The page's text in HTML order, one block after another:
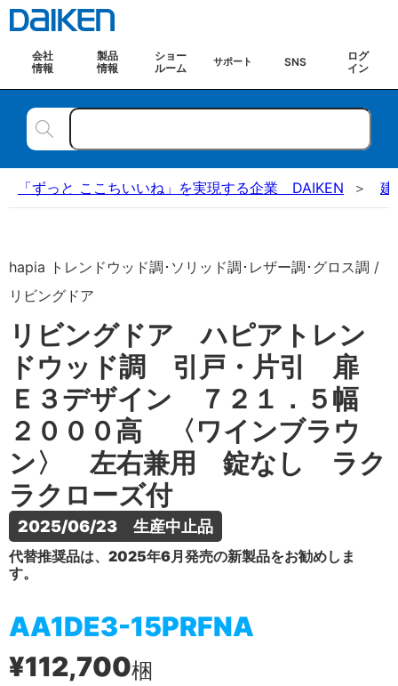
会社
情報
製品
情報
ショー
ルーム
サポート SNS
ログ
イン
「ずっと ここちいいね」を実現する企業 DAIKEN 建
hapia トレンドウッド調･ソリッド調･レザー調･グロス調 /
リビングドア
リビングドア ハピアトレン
ドウッド調 引戸・片引 扉
Ｅ３デザイン ７２１．５幅
２０００高 〈ワインブラウ
ン〉 左右兼用 錠なし ラク
ラクローズ付
2025/06/23　生産中止品
代替推奨品は、2025年6月発売の新製品をお勧めしま
す。
AA1DE3-15PRFNA
¥112,700梱